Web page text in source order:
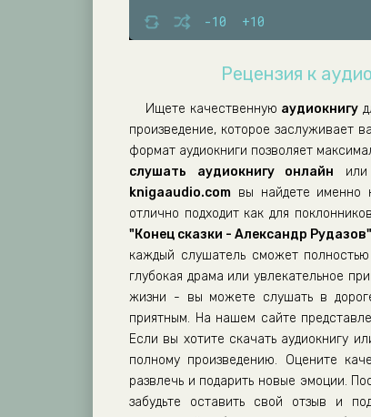
-10 +10
Рецензия к
Ищете качественную аудиокнигу
произведение, которое заслуживает
формат аудиокниги позволяет
слушать аудиокнигу онлайн или
knigaaudio.com вы найдете именно
отлично подходит как для
"Конец сказки - Александр Рудазов"
каждый слушатель сможет
глубокая драма или увлекательное
жизни - вы можете слушать в
приятным. На нашем сайте
Если вы хотите скачать аудиокнигу
полному произведению. Оцените
развлечь и подарить новые эмоции.
забудьте оставить свой отзыв и